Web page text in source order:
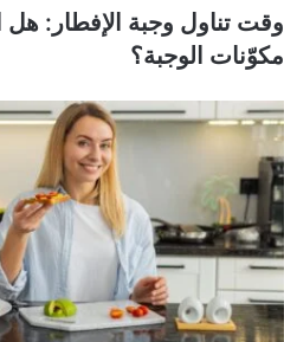
وقت تناول وجبة الإفطار:
مكوّنات الوجبة؟